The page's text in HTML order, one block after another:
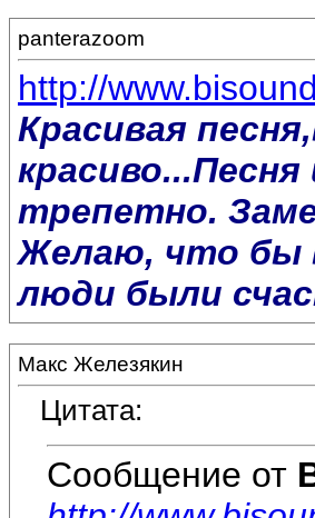
panterazoom
http://
Красивая
трепетно.
Желаю, что бы
люди были
Макс Железякин
Цитата:
Сообщение от